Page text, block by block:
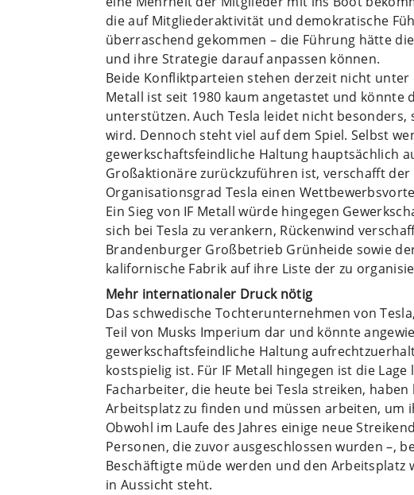
die auf Mitgliederaktivität und demokratische
überraschend gekommen – die Führung hätte
und ihre Strategie darauf anpassen können.
Beide Konfliktparteien stehen derzeit nicht unter
Metall ist seit 1980 kaum angetastet und könnte
unterstützen. Auch Tesla leidet nicht
wird. Dennoch steht viel auf dem Spiel. Selbst
gewerkschaftsfeindliche Haltung hauptsächlich
Großaktionäre zurückzuführen ist, verschafft
Organisationsgrad Tesla einen
Ein Sieg von IF Metall würde hingegen
sich bei Tesla zu verankern, Rückenwind
Brandenburger Großbetrieb Grünheide sowie
kalifornische Fabrik auf ihre Liste der zu
Mehr internationaler Druck nötig
Das schwedische Tochterunternehmen von
Teil von Musks Imperium dar und könnte
gewerkschaftsfeindliche Haltung
kostspielig ist. Für IF Metall hingegen ist die
Facharbeiter, die heute bei Tesla streiken,
Arbeitsplatz zu finden und müssen arbeiten,
Obwohl im Laufe des Jahres einige neue
Personen, die zuvor ausgeschlossen wurden –,
Beschäftigte müde werden und den Arbeitsplatz
in Aussicht steht.